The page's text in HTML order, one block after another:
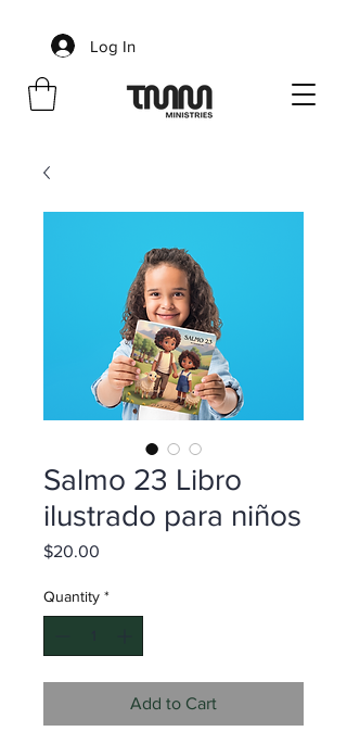
Log In
Salmo 23 Libro
ilustrado para niños
$20.00
Quantity *
Add to Cart